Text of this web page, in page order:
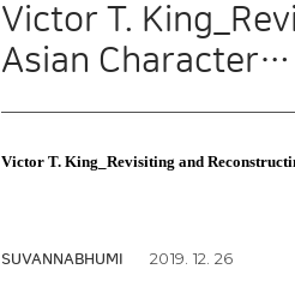
Victor T.
Asian Character…
Victor T. King_Revisiting and
SUVANNABHUMI 2019. 12. 26